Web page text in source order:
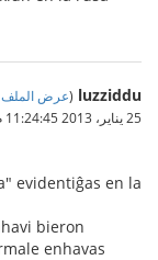
luzziddu
(عرض
25 يناير، 2013 11:24:45 م
evidentiĝas en la
bieron
enhavas